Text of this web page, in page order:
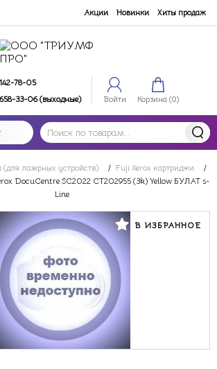
Акции Новинки Хиты продаж
78-05
33-06 (выходные)
Войти Корзина (0)
лазерных устройств) / Fuji Xerox картриджи
/
DocuCentre SC2022 CT202955 (3k) Yellow БУЛАТ s-
Line
В ИЗБРАННОЕ